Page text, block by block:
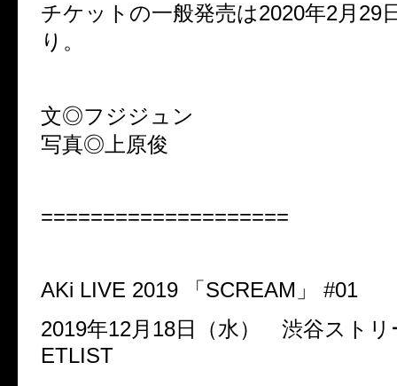
チケットの一般発売は2020年2月 29
り。
文◎フジジュン
写真◎上原俊
====================
AKi LIVE 2019 「 SCREAM 」
#01
2019年12月 18日（水） 渋谷ストリ
ETLIST